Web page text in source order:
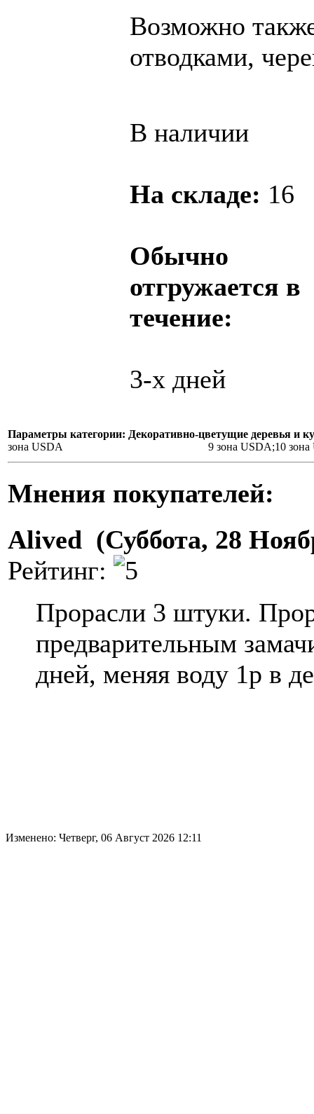
Возможно
отводками,
В наличии
На складе: 16
Обычно
отгружается в
течение:
3-х дней
Параметры категории: Декоративно-цветущие деревья и
зона USDA
9 зона USDA;10
Мнения покупателей:
Alived (Суббота, 28
Рейтинг:
Прорасли 3 штуки.
предварительным
дней, меняя воду 1р в
Изменено: Четверг, 06 Август 2026 12:11